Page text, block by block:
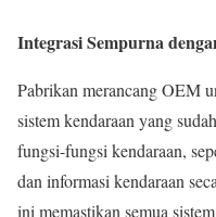
Integrasi Sempurna
Pabrikan merancang OEM
sistem kendaraan yang
fungsi-fungsi kendaraan,
dan informasi kendaraan
ini memastikan semua